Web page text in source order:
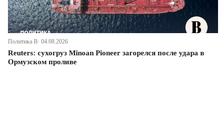
Политика В· 04.08.2026
Reuters: сухогруз Minoan Pioneer загорелся после удара в
Ормузском проливе